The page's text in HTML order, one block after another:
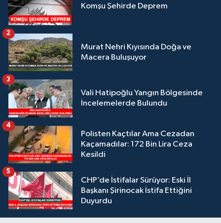
Komşu Şehirde Deprem
Murat Nehri Kıyısında Doğa ve
Macera Buluşuyor
2
Vali Hatipoğlu Yangın Bölgesinde
İncelemelerde Bulundu
3
Polisten Kaçtılar Ama Cezadan
Kaçamadılar: 172 Bin Lira Ceza
Kesildi
4
CHP’de İstifalar Sürüyor: Eski İl
Başkanı Şirinocak İstifa Ettiğini
Duyurdu
5